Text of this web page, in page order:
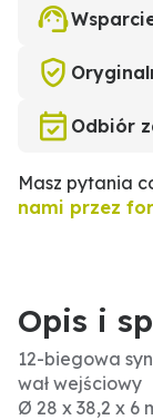
Odbiór
Masz pytania
nami przez
Opis i
12-biegowa
wał wejściowy
Ø 28 x 38,2 x 6